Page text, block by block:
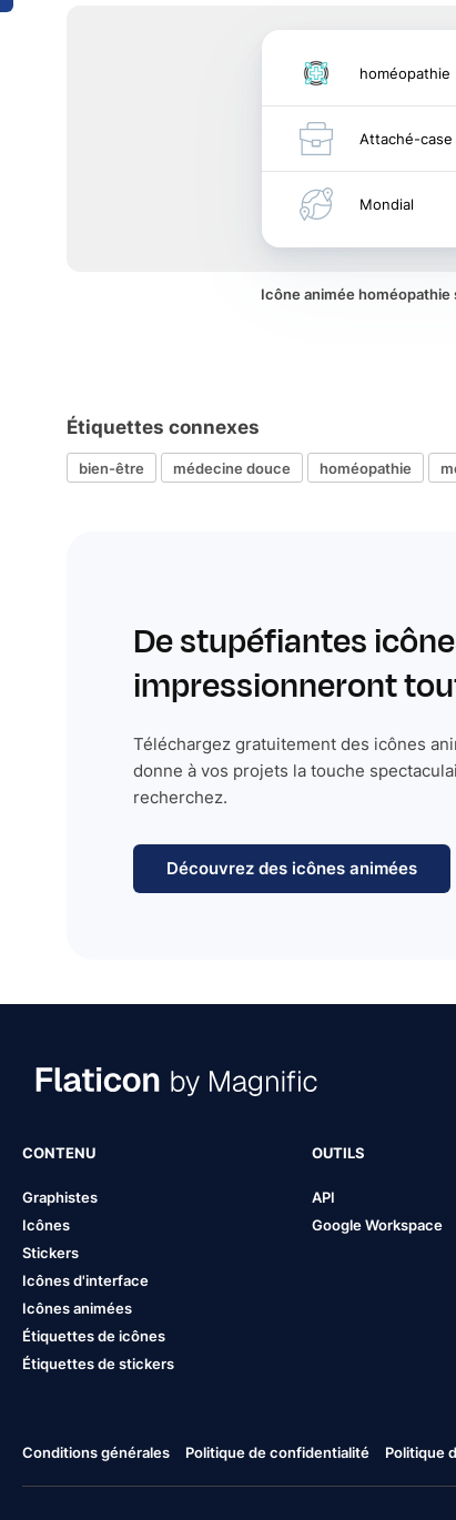
homéopathie
Attaché-case
Mondial
Icône animée homéopathie
Étiquettes connexes
bien-être médecine douce homéopathie
De stupéfiantes
impressionneront
Téléchargez gratuitement des icônes
donne à vos projets la touche
recherchez.
Découvrez des icônes animées
CONTENU
Graphistes
Icônes
Stickers
Icônes d'interface
Icônes animées
Étiquettes de icônes
Étiquettes de stickers
OUTILS
API
Google Workspace
Conditions générales Politique de confidentialité Politique